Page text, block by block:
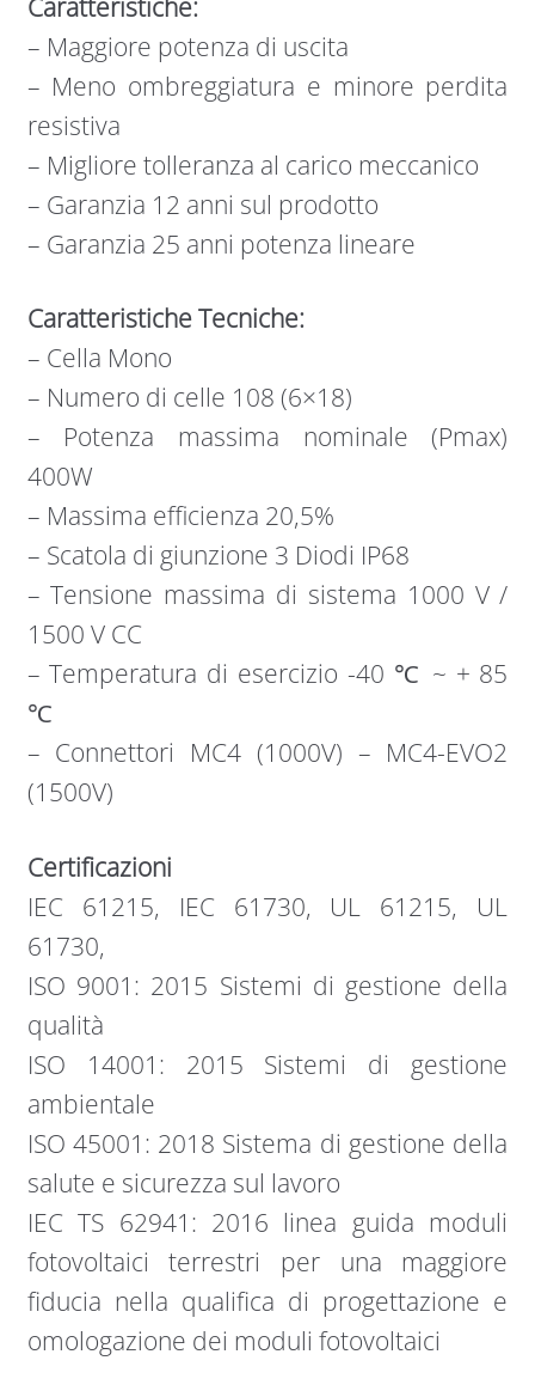
Caratteristiche:
– Maggiore potenza di uscita
– Meno ombreggiatura e minore perdita
resistiva
– Migliore tolleranza al carico meccanico
– Garanzia 12 anni sul prodotto
– Garanzia 25 anni potenza lineare
Caratteristiche Tecniche:
– Cella Mono
– Numero di celle 108 (6×18)
– Potenza massima nominale (Pmax)
400W
– Massima efficienza 20,5%
– Scatola di giunzione 3 Diodi IP68
– Tensione massima di sistema 1000 V /
1500 V CC
– Temperatura di esercizio -40 ℃ ~ + 85
℃
– Connettori MC4 (1000V) – MC4-EVO2
(1500V)
Certificazioni
IEC 61215, IEC 61730, UL 61215, UL
61730,
ISO 9001: 2015 Sistemi di gestione della
qualità
ISO 14001: 2015 Sistemi di gestione
ambientale
ISO 45001: 2018 Sistema di gestione della
salute e sicurezza sul lavoro
IEC TS 62941: 2016 linea guida moduli
fotovoltaici terrestri per una maggiore
fiducia nella qualifica di progettazione e
omologazione dei moduli fotovoltaici